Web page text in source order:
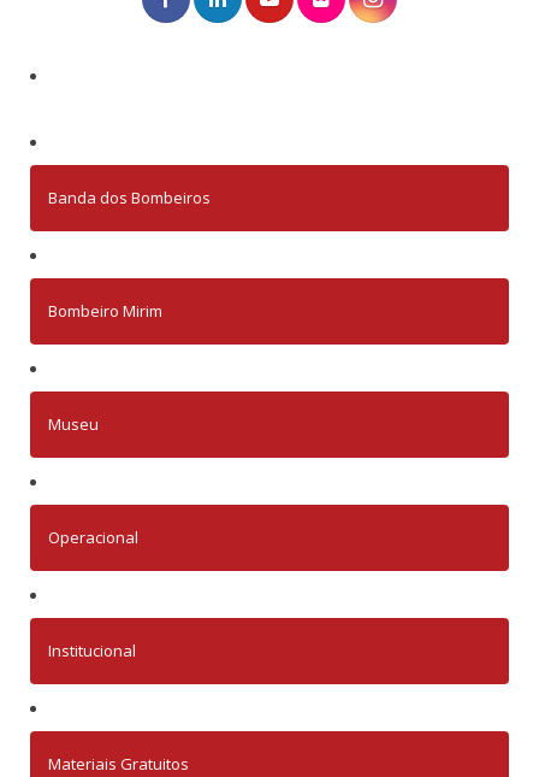
Banda dos Bombeiros
Bombeiro Mirim
Museu
Operacional
Institucional
Materiais Gratuitos